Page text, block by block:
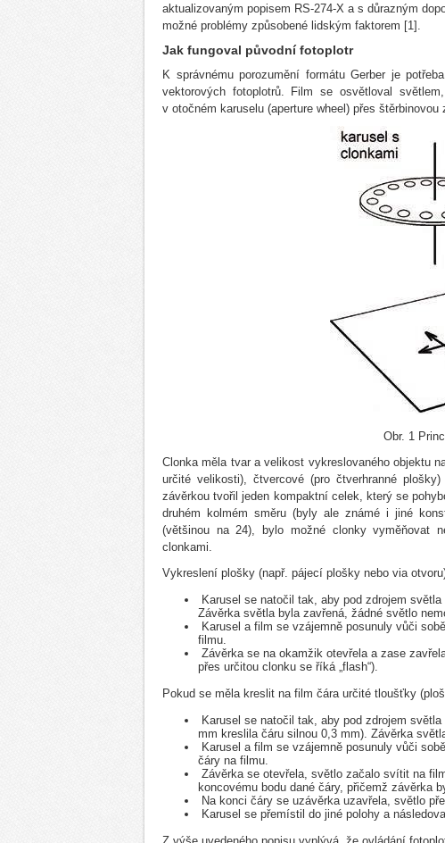
aktualizovaným popisem RS-274-X a s důrazným
možné problémy způsobené lidským faktorem [1].
Jak fungoval původní fotoplotr
K správnému porozumění formátu Gerber je
vektorových fotoplotrů. Film se osvětloval
v otočném karuselu (aperture wheel) přes štěrbinovou
Obr. 1
Clonka měla tvar a velikost vykreslovaného objektu
určité velikosti), čtvercové (pro čtverhranné
závěrkou tvořil jeden kompaktní celek, který se
druhém kolmém směru (byly ale známé i jiné
(většinou na 24), bylo možné clonky vyměňovat
clonkami.
Vykreslení plošky (např. pájecí plošky nebo via
Karusel se natočil tak, aby pod zdrojem
Závěrka světla byla zavřená, žádné světlo
Karusel a film se vzájemně posunuly vůči
filmu.
Závěrka se na okamžik otevřela a zase
přes určitou clonku se říká „flash“).
Pokud se měla kreslit na film čára určité tloušťky
Karusel se natočil tak, aby pod zdrojem
mm kreslila čáru silnou 0,3 mm). Závěrka
Karusel a film se vzájemně posunuly vůči
čáry na filmu.
Závěrka se otevřela, světlo začalo svítit na
koncovému bodu dané čáry, přičemž závěrka
Na konci čáry se uzávěrka uzavřela, světlo
Karusel se přemístil do jiné polohy a